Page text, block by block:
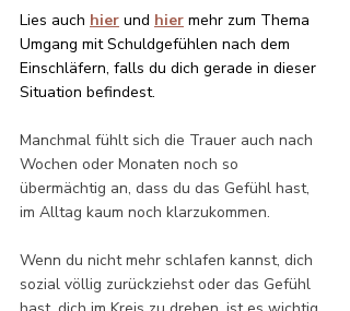
Lies auch hier und hier mehr zum Thema
Umgang mit Schuldgefühlen nach dem
Einschläfern, falls du dich gerade in dieser
Situation befindest.
Manchmal fühlt sich die Trauer auch nach
Wochen oder Monaten noch so
übermächtig an, dass du das Gefühl hast,
im Alltag kaum noch klarzukommen.
Wenn du nicht mehr schlafen kannst, dich
sozial völlig zurückziehst oder das Gefühl